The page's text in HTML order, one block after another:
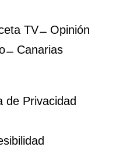
TV
Opinión
Canarias
de Privacidad